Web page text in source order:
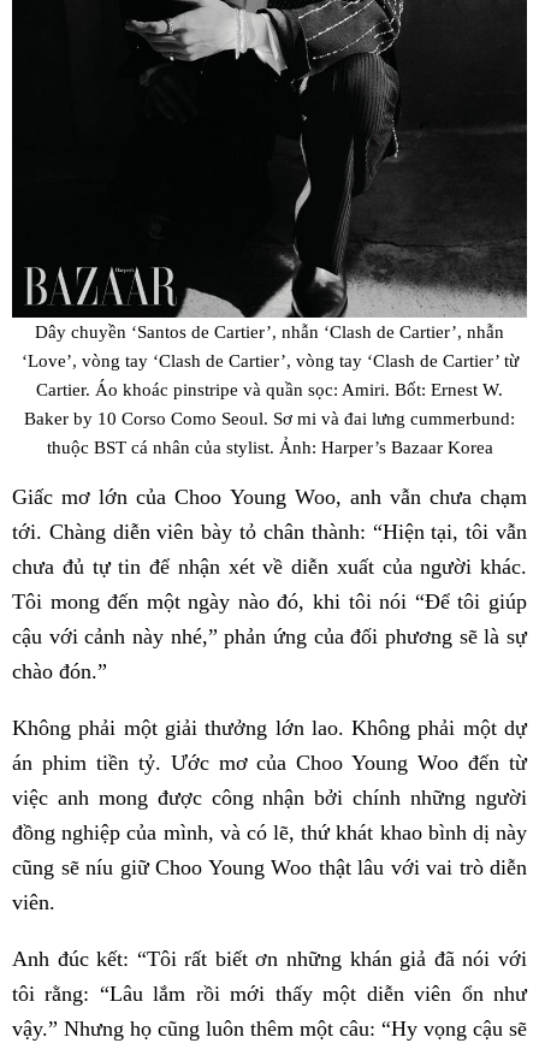
Dây chuyền ‘Santos de Cartier’, nhẫn ‘Clash de Cartier’, nhẫn
‘Love’, vòng tay ‘Clash de Cartier’, vòng tay ‘Clash de Cartier’ từ
Cartier. Áo khoác pinstripe và quần sọc: Amiri. Bốt: Ernest W.
Baker by 10 Corso Como Seoul. Sơ mi và đai lưng cummerbund:
thuộc BST cá nhân của stylist. Ảnh: Harper’s Bazaar Korea
Giấc mơ lớn của Choo Young Woo, anh vẫn chưa chạm
tới. Chàng diễn viên bày tỏ chân thành: “Hiện tại, tôi vẫn
chưa đủ tự tin để nhận xét về diễn xuất của người khác.
Tôi mong đến một ngày nào đó, khi tôi nói “Để tôi giúp
cậu với cảnh này nhé,” phản ứng của đối phương sẽ là sự
chào đón.”
Không phải một giải thưởng lớn lao. Không phải một dự
án phim tiền tỷ. Ước mơ của Choo Young Woo đến từ
việc anh mong được công nhận bởi chính những người
đồng nghiệp của mình, và có lẽ, thứ khát khao bình dị này
cũng sẽ níu giữ Choo Young Woo thật lâu với vai trò diễn
viên.
Anh đúc kết: “Tôi rất biết ơn những khán giả đã nói với
tôi rằng: “Lâu lắm rồi mới thấy một diễn viên ổn như
vậy.” Nhưng họ cũng luôn thêm một câu: “Hy vọng cậu sẽ